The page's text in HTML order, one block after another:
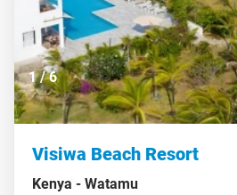
1/6
Visiwa Beach Resort
Kenya - Watamu